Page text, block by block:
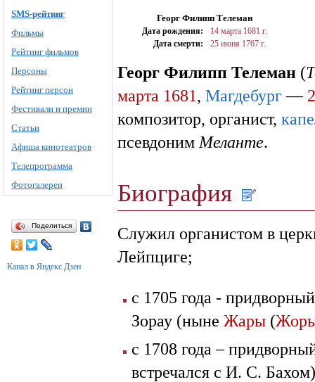
SMS-рейтинг
Фильмы
Рейтинг фильмов
Персоны
Рейтинг персон
Фестивали и премии
Статьи
Афиша кинотеатров
Телепрограмма
Фотогалереи
Поделиться
Канал в Яндекс.Дзен
Георг Филипп Телеман
Дата рождения: 14 марта 1681 г.
Дата смерти:
25 июня 1767 г.
Георг Филипп Телеман (
марта 1681, Магдебург—
композитор, органист,
псевдоним Меланте.
Биография
Служил органистом в
Лейпциге;
с 1705 года -
Зорау (ныне Жары (
с 1708 года –
встречался с И. С.